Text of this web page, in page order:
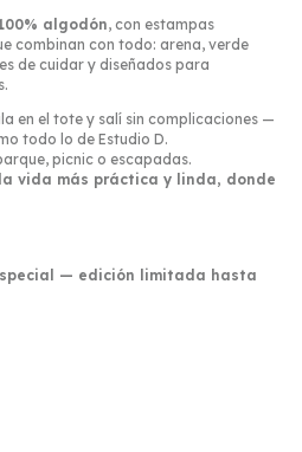
algodón, con estampas
combinan con todo: arena, verde
de cuidar y diseñados para
en el tote y salí sin complicaciones —
todo lo de Estudio D.
picnic o escapadas.
vida más práctica y linda, donde
— edición limitada hasta